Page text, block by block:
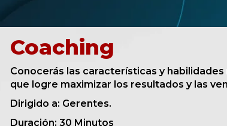
Coaching
Conocerás las características y
que logre maximizar los resultados y las
Dirigido a: Gerentes.
Duración: 30 Minutos